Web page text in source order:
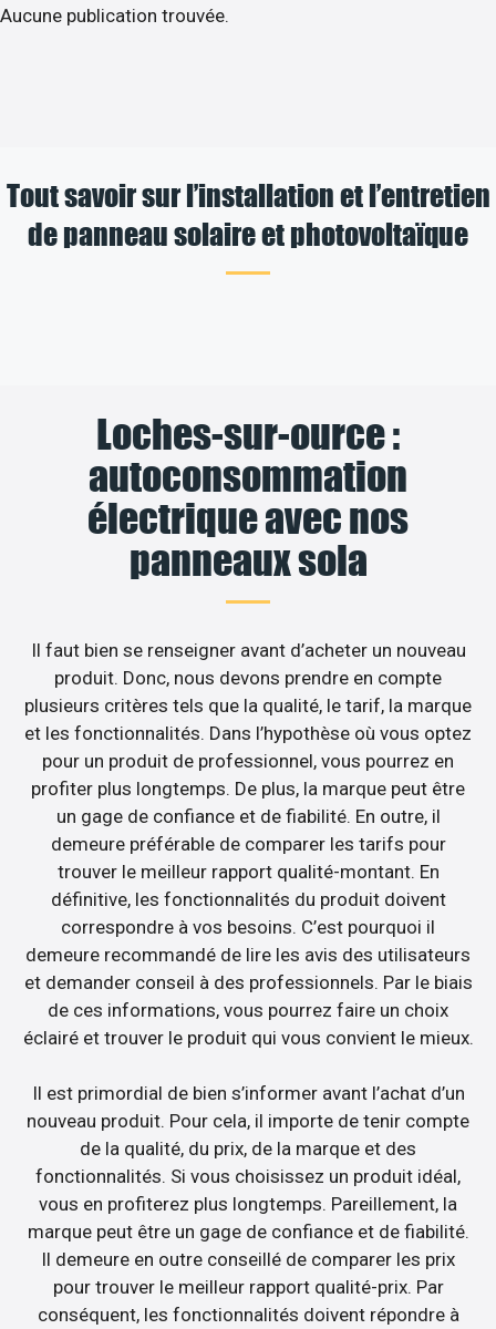
Aucune publication trouvée.
Tout savoir sur l’installation et l’entretien
de panneau solaire et photovoltaïque
Loches-sur-ource :
autoconsommation
électrique avec nos
panneaux sola
Il faut bien se renseigner avant d’acheter un nouveau
produit. Donc, nous devons prendre en compte
plusieurs critères tels que la qualité, le tarif, la marque
et les fonctionnalités. Dans l’hypothèse où vous optez
pour un produit de professionnel, vous pourrez en
profiter plus longtemps. De plus, la marque peut être
un gage de confiance et de fiabilité. En outre, il
demeure préférable de comparer les tarifs pour
trouver le meilleur rapport qualité-montant. En
définitive, les fonctionnalités du produit doivent
correspondre à vos besoins. C’est pourquoi il
demeure recommandé de lire les avis des utilisateurs
et demander conseil à des professionnels. Par le biais
de ces informations, vous pourrez faire un choix
éclairé et trouver le produit qui vous convient le mieux.
Il est primordial de bien s’informer avant l’achat d’un
nouveau produit. Pour cela, il importe de tenir compte
de la qualité, du prix, de la marque et des
fonctionnalités. Si vous choisissez un produit idéal,
vous en profiterez plus longtemps. Pareillement, la
marque peut être un gage de confiance et de fiabilité.
Il demeure en outre conseillé de comparer les prix
pour trouver le meilleur rapport qualité-prix. Par
conséquent, les fonctionnalités doivent répondre à